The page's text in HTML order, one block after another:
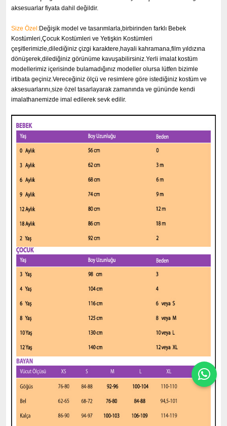
aksesuarlar fiyata dahil değildir.
Size Özel:Değişik model ve tasarımlarla,birbirinden farklı Bebek
Kostümleri,Çocuk Kostümleri ve Yetişkin Kostümleri
çeşitlerimizle,dilediğiniz çizgi karaktere,hayali kahramana,film yıldızına
dönüşerek,dilediğiniz görünüme kavuşabilirsiniz.Yerli imalat kostüm
modellerimiz içerisinde bulamadığınız modeller olursa lütfen bizimle
irtibata geçiniz.Vereceğiniz ölçü ve resimlere göre istediğiniz kostüm ve
aksesuarlarını,size özel tasarlayarak zamanında ve gününde kendi
imalathanemizde imal edilerek sevk edilir.